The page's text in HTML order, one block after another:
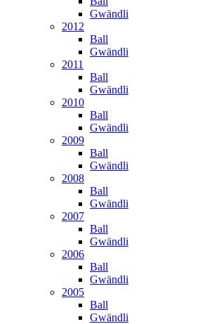
Gwändli
2012
Ball
Gwändli
2011
Ball
Gwändli
2010
Ball
Gwändli
2009
Ball
Gwändli
2008
Ball
Gwändli
2007
Ball
Gwändli
2006
Ball
Gwändli
2005
Ball
Gwändli